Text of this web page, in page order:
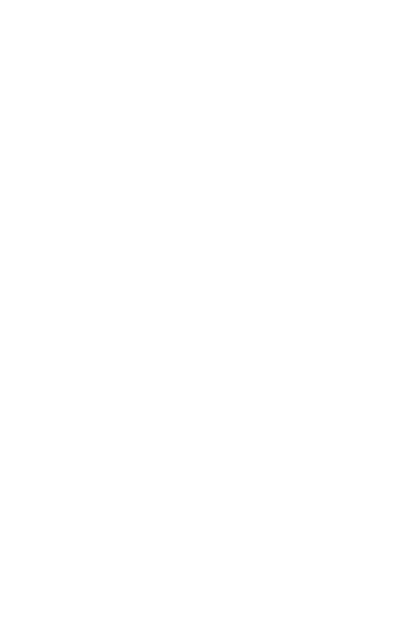
и ударов, а также способны обеспечивать
выделять тепло.